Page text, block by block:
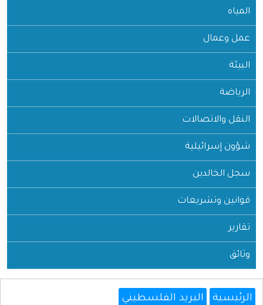
المياه
عمل وعمال
البيئة
الرياضة
النقل والاتصالات
شؤون إسرائيلية
سجل الخالدين
قوانين وتشريعات
تقارير
وثائق
الرئيسية البريد الفلسطيني